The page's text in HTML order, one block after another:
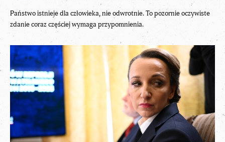
Państwo istnieje dla człowieka, nie odwrotnie. To pozornie oczywiste
zdanie coraz częściej wymaga przypomnienia.